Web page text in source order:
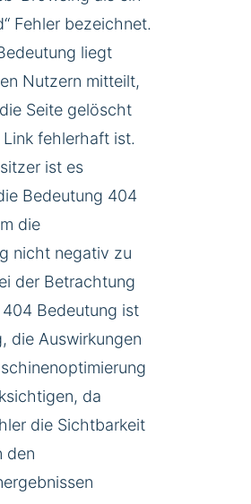
Fehler bezeichnet.
liegt
Nutzern mitteilt,
Seite gelöscht
fehlerhaft ist.
ist es
Bedeutung 404
die
nicht negativ zu
der Betrachtung
Bedeutung ist
die Auswirkungen
da
die Sichtbarkeit
den